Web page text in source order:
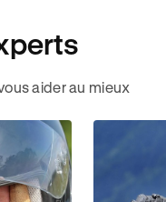
aider au mieux